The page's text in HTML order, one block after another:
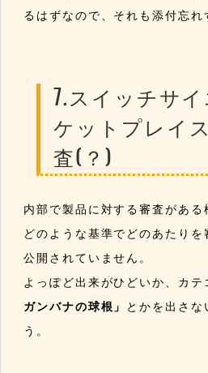
るはずなので、それも添付忘れ
7.スイッチサ
ケットプレイ
査(？)
内部で製品に対する審査がある
どのような基準でどのあたり
公開されていません。
よっぽど出来がひどいか、カテ
ガンバナの球根」 とかを出さな
う。